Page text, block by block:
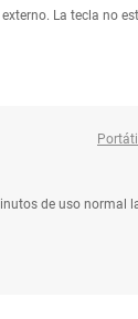
La tecla no
de uso normal